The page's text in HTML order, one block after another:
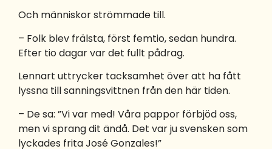
Och människor strömmade till.
– Folk blev frälsta, först femtio, sedan hundra.
Efter tio dagar var det fullt pådrag.
Lennart uttrycker tacksamhet över att ha fått
lyssna till sanningsvittnen från den här tiden.
– De sa: ”Vi var med! Våra pappor förbjöd oss,
men vi sprang dit ändå. Det var ju svensken som
lyckades frita José Gonzales!”